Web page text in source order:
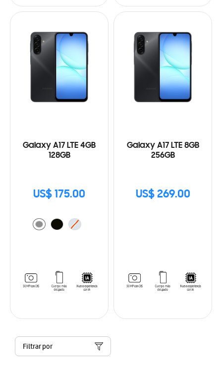
Galaxy A17 LTE 4GB
128GB
US$ 175.00
Galaxy A17 LTE 8GB
256GB
US$ 269.00
Filtrar por